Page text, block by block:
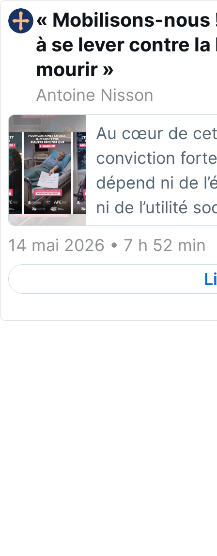
« Mobilisons-nous
à se lever contre la
mourir »
Antoine Nisson
Au cœur de
conviction
dépend ni de
ni de l’utilité
14 mai 2026 • 7 h 52 min